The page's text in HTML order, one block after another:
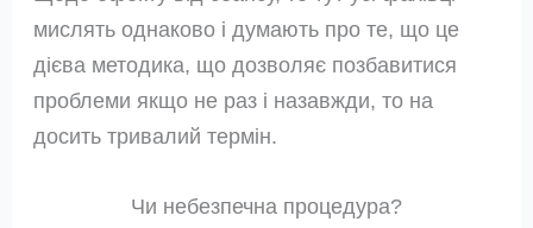
мислять однаково і думають про те, що це
дієва методика, що дозволяє позбавитися
проблеми якщо не раз і назавжди, то на
досить тривалий термін.
Чи небезпечна процедура?